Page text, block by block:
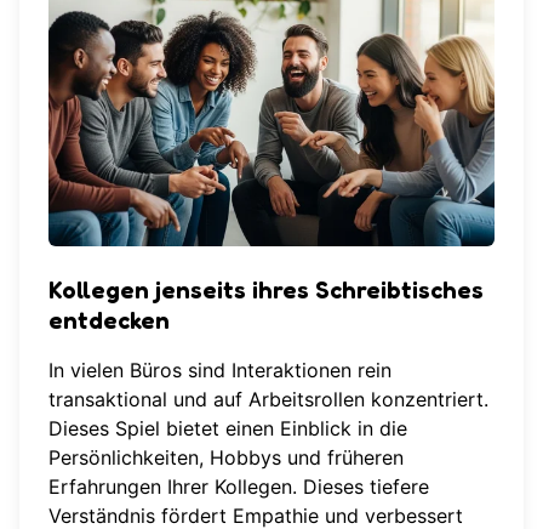
Kollegen jenseits ihres Schreibtisches
entdecken
In vielen Büros sind Interaktionen rein
transaktional und auf Arbeitsrollen konzentriert.
Dieses Spiel bietet einen Einblick in die
Persönlichkeiten, Hobbys und früheren
Erfahrungen Ihrer Kollegen. Dieses tiefere
Verständnis fördert Empathie und verbessert